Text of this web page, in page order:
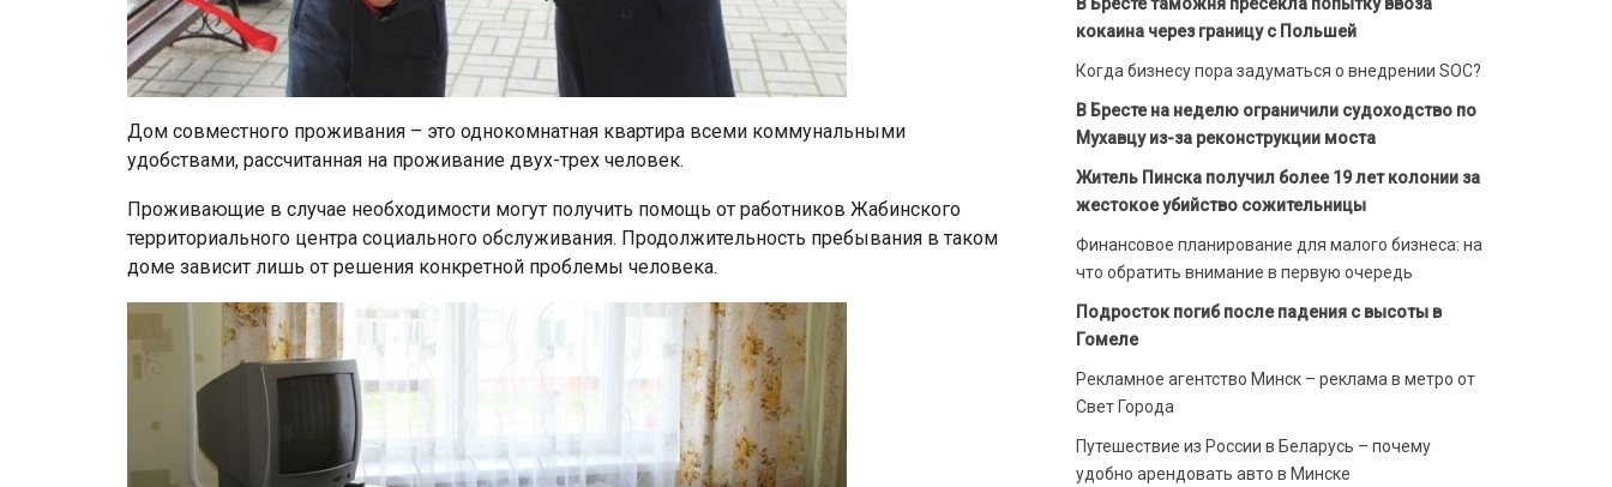
Дом совместного проживания – это однокомнатная квартира всеми коммунальными
удобствами, рассчитанная на проживание двух-трех человек.
Проживающие в случае необходимости могут получить помощь от работников Жабинского
территориального центра социального обслуживания. Продолжительность пребывания в таком
доме зависит лишь от решения конкретной проблемы человека.
кокаина через границу с Польшей
Когда бизнесу пора задуматься о внедрении SOC?
В Бресте на неделю ограничили судоходство по
Мухавцу из-за реконструкции моста
Житель Пинска получил более 19 лет колонии за
жестокое убийство сожительницы
Финансовое планирование для малого бизнеса: на
что обратить внимание в первую очередь
Подросток погиб после падения с высоты в
Гомеле
Рекламное агентство Минск – реклама в метро от
Свет Города
Путешествие из России в Беларусь – почему
удобно арендовать авто в Минске